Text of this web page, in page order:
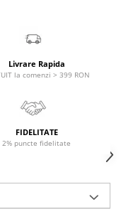
Livrare Rapida
la comenzi > 399 RON
FIDELITATE
2% puncte fidelitate